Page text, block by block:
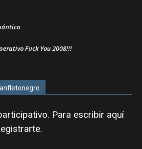
Fuck You 2008!!!
Para escribir aquí
.